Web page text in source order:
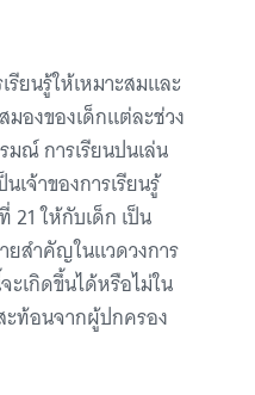
รียนรู้ให้เหมาะสมและ
องของเด็กแต่ละช่วง
ณ์ การเรียนปนเล่น
เจ้าของการเรียนรู้
21 ให้กับเด็ก เป็น
ยสำคัญในแวดวงการ
เกิดขึ้นได้หรือไม่ใน
ะท้อนจากผู้ปกครอง